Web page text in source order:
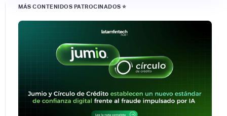
MÁS CONTENIDOS PATROCINADOS ⭐